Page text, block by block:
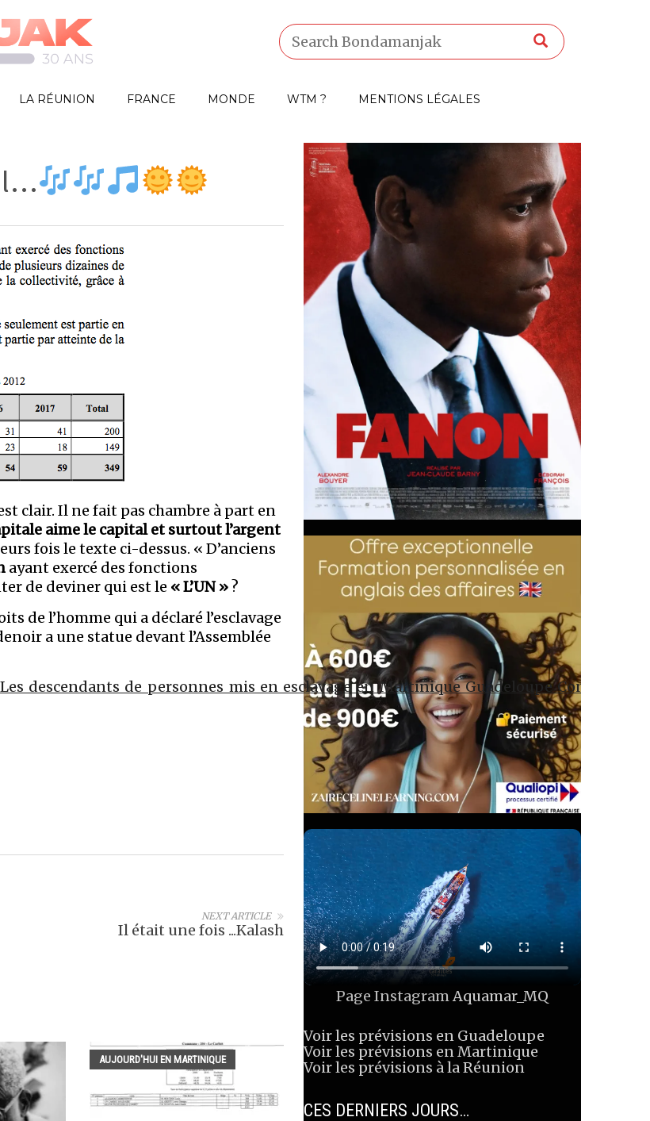
LA RÉUNION FRANCE MONDE WTM ? MENTIONS LÉGALES
clair. Il ne fait pas chambre à part en
aime le capital et surtout l’argent
fois le texte ci-dessus. « D’anciens
ayant exercé des fonctions
de deviner qui est le « L’UN » ?
de l’homme qui a déclaré l’esclavage
a une statue devant l’Assemblée
NEXT ARTICLE
Il était une fois ...Kalash
AUJOURD'HUI EN MARTINIQUE
Page InstagramAquamar_MQ
Voir les prévisions en Guadeloupe
Voir les prévisions en Martinique
Voir les prévisions à la Réunion
CES DERNIERS JOURS…